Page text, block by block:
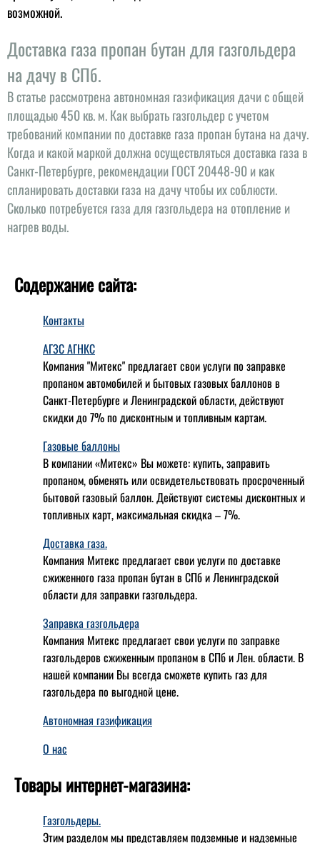
возможной.
Доставка газа пропан бутан для газгольдера
на дачу в СПб.
В статье рассмотрена автономная газификация дачи с общей
площадью 450 кв. м. Как выбрать газгольдер с учетом
требований компании по доставке газа пропан бутана на дачу.
Когда и какой маркой должна осуществляться доставка газа в
Санкт-Петербурге, рекомендации ГОСТ 20448-90 и как
спланировать доставки газа на дачу чтобы их соблюсти.
Сколько потребуется газа для газгольдера на отопление и
нагрев воды.
Содержание сайта:
Контакты
АГЗС АГНКС
Компания "Митекс" предлагает свои услуги по заправке
пропаном автомобилей и бытовых газовых баллонов в
Санкт-Петербурге и Ленинградской области, действуют
скидки до 7% по дисконтным и топливным картам.
Газовые баллоны
В компании «Митекс» Вы можете: купить, заправить
пропаном, обменять или освидетельствовать просроченный
бытовой газовый баллон. Действуют системы дисконтных и
топливных карт, максимальная скидка – 7%.
Доставка газа.
Компания Митекс предлагает свои услуги по доставке
сжиженного газа пропан бутан в СПб и Ленинградской
области для заправки газгольдера.
Заправка газгольдера
Компания Митекс предлагает свои услуги по заправке
газгольдеров сжиженным пропаном в СПб и Лен. области. В
нашей компании Вы всегда сможете купить газ для
газгольдера по выгодной цене.
Автономная газификация
О нас
Товары интернет-магазина:
Газгольдеры.
Этим разделом мы представляем подземные и надземные